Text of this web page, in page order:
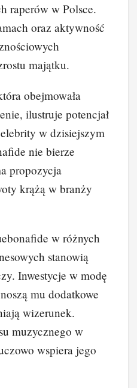
raperów w Polsce.
oraz aktywność
majątku.
obejmowała
ilustruje potencjał
w dzisiejszym
nie bierze
propozycja
krążą w branży
w różnych
stanowią
Inwestycje w modę
mu dodatkowe
wizerunek.
muzycznego w
wspiera jego